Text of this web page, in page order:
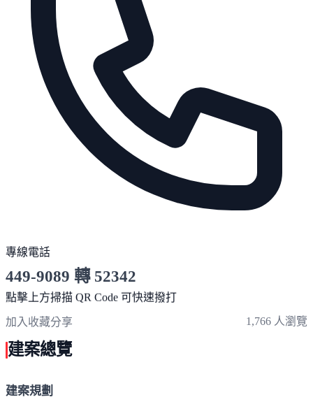
專線電話
449-9089 轉 52342
服務時間 10:00～19:00
點擊上方掃描 QR Code 可快速撥打
加入收藏分享 1,766 人瀏覽
建案總覽
建案規劃